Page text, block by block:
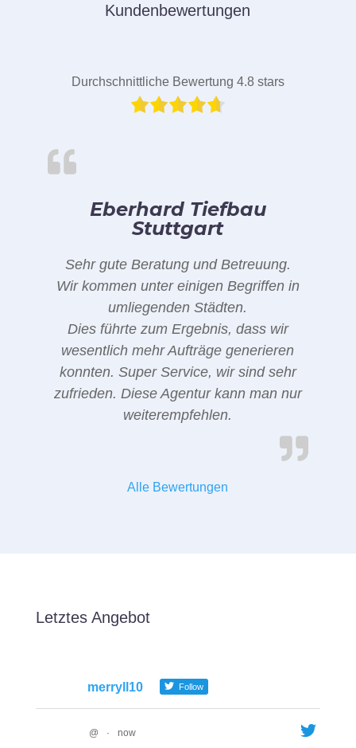
Kundenbewertungen
Durchschnittliche Bewertung 4.8 stars
Eberhard Tiefbau
Stuttgart
Sehr gute Beratung und Betreuung.
Wir kommen unter einigen Begriffen in
umliegenden Städten.
Dies führte zum Ergebnis, dass wir
wesentlich mehr Aufträge generieren
konnten. Super Service, wir sind sehr
zufrieden. Diese Agentur kann man nur
weiterempfehlen.
Alle Bewertungen
Letztes Angebot
merryll10 Follow
@ · now